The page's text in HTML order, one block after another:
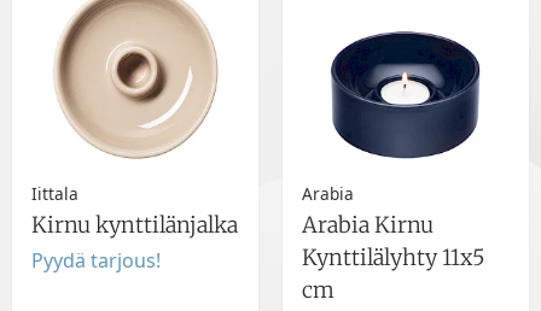
Iittala
Kirnu kynttilänjalka
Pyydä tarjous!
Arabia
Arabia Kirnu
Kynttilälyhty 11x5
cm